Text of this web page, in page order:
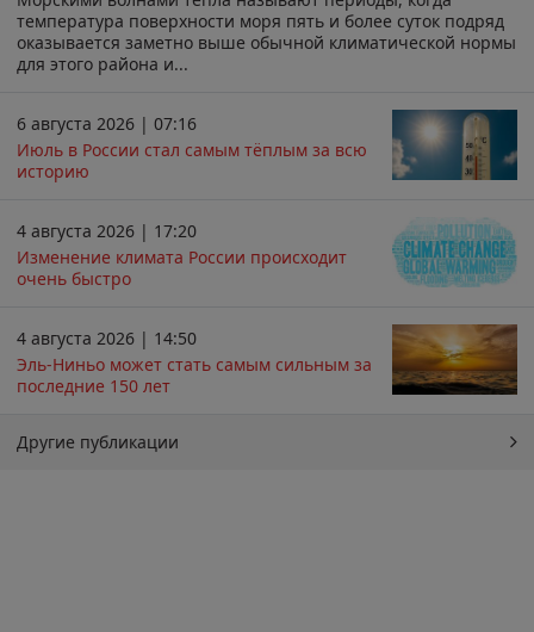
температура поверхности моря пять и более суток подряд
оказывается заметно выше обычной климатической нормы
для этого района и...
6 августа 2026 | 07:16
Июль в России стал самым тёплым за всю
историю
4 августа 2026 | 17:20
Изменение климата России происходит
очень быстро
4 августа 2026 | 14:50
Эль-Ниньо может стать самым сильным за
последние 150 лет
Другие публикации